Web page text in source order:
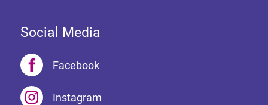
Social Media
Facebook
Instagram